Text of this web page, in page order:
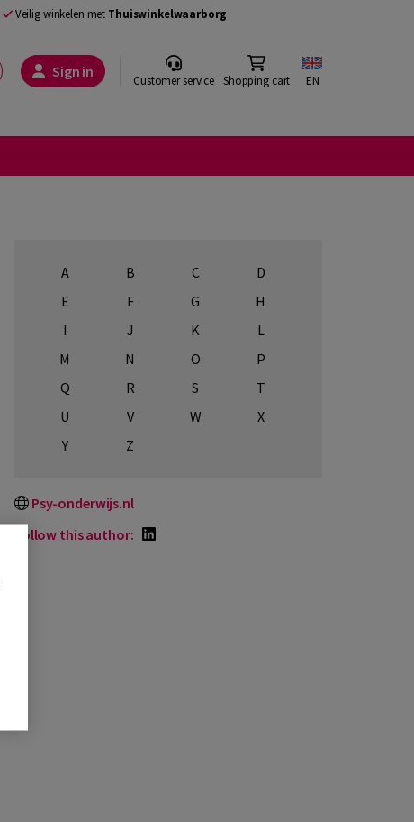
Veilig winkelen met Thuiswinkelwaarborg
Sign in Customer service Shopping cart EN
A B C
D
E
F G
H
I
J K
L
M
N O
P
Q
R S
T
U
V W
X
Y
Z
Psy-onderwijs.nl
Follow this author: